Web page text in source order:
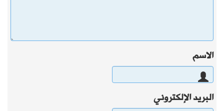
الاسم
البريد الإلكتروني